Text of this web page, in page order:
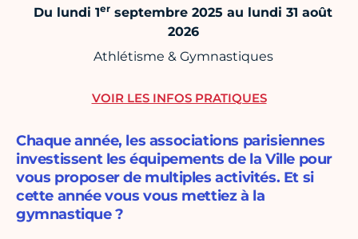
Du lundi 1er septembre 2025 au lundi 31 août
2026
Athlétisme & Gymnastiques
Chaque année, les associations parisiennes
investissent les équipements de la Ville pour
vous proposer de multiples activités. Et si
cette année vous vous mettiez à la
gymnastique ?
VOIR LES INFOS PRATIQUES